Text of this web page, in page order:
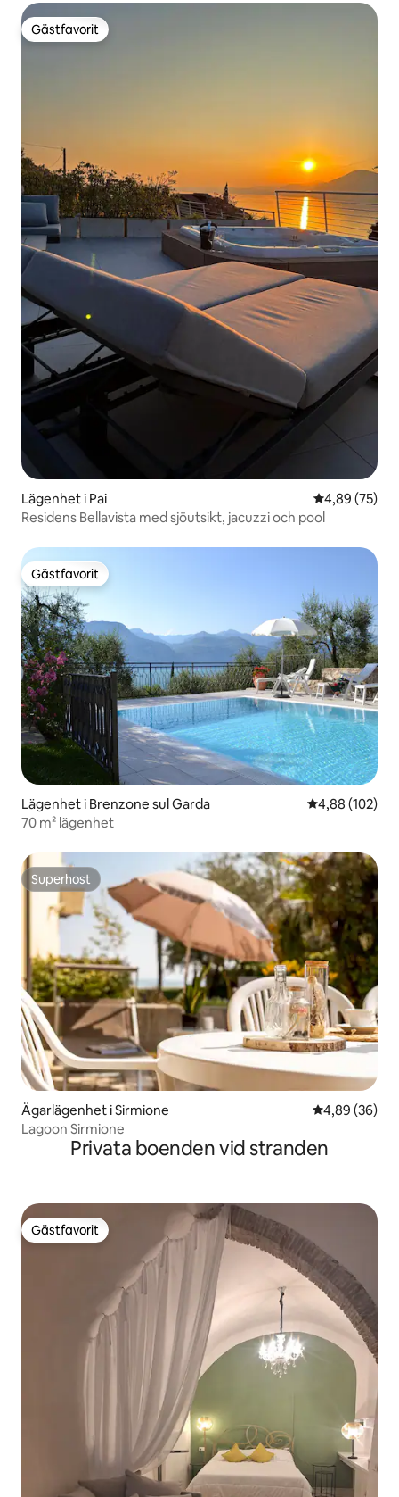
Gästfavorit
Gästfavorit
Lägenhet i Pai 4,89 av 5 i
4,89 (75)
Residens Bellavista med sjöutsikt, jacuzzi och pool
Gästfavorit
Gästfavorit
Lägenhet i Brenzone sul Garda 4,88 av 5 i
4,88 (102)
70 m² lägenhet
Superhost
Superhost
Ägarlägenhet i Sirmione 4,89 av 5 i
4,89 (36)
Lagoon Sirmione
Privata boenden vid stranden
Gästfavorit
Gästfavorit